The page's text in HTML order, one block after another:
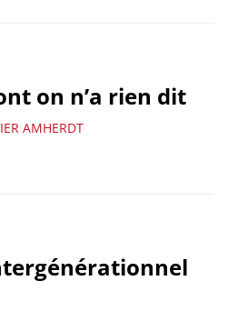
on n’a rien dit
AMHERDT